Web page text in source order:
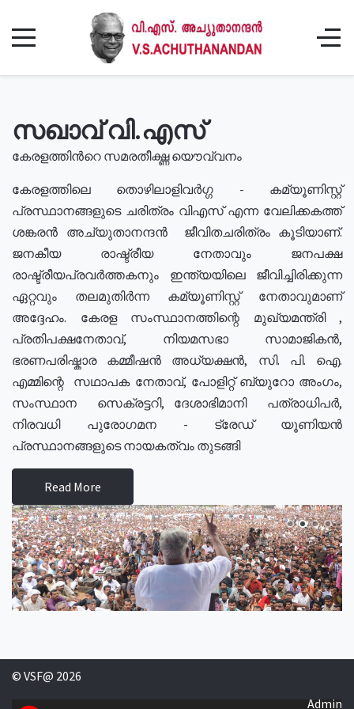
സഖാവ് വി.എസ്
കേരളത്തിൻറെ സമരതീക്ഷ്ണ യൌവ്വനം
കേരളത്തിലെ തൊഴിലാളിവർഗ്ഗ - കമ്യൂണിസ്റ്റ്
പ്രസ്ഥാനങ്ങളുടെ ചരിത്രം വിഎസ് എന്ന വേലിക്കകത്ത്
ശങ്കരൻ അച്യുതാനന്ദൻ ജീവിതചരിത്രം കൂടിയാണ്.
ജനകീയ രാഷ്ട്രീയ നേതാവും ജനപക്ഷ
രാഷ്ട്രീയപ്രവർത്തകനും ഇന്ത്യയിലെ ജീവിച്ചിരിക്കുന്ന
ഏറ്റവും തലമുതിർന്ന കമ്യൂണിസ്റ്റ് നേതാവുമാണ്
അദ്ദേഹം. കേരള സംസ്ഥാനത്തിന്റെ മുഖ്യമന്ത്രി ,
പ്രതിപക്ഷനേതാവ്, നിയമസഭാ സാമാജികൻ,
ഭരണപരിഷ്കാര കമ്മീഷൻ അധ്യക്ഷൻ, സി. പി. ഐ.
എമ്മിന്റെ സഥാപക നേതാവ്, പോളിറ്റ് ബ്യുറോ അംഗം,
സംസ്ഥാന സെക്രട്ടറി, ദേശാഭിമാനി പത്രാധിപർ,
നിരവധി പുരോഗമന - ട്രേഡ് യൂണിയൻ
പ്രസ്ഥാനങ്ങളുടെ നായകത്വം തുടങ്ങി
Read More
© VSF@ 2026
Admin